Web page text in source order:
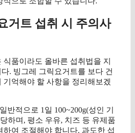
거트 섭취 시 주의사
품이라도 올바른 섭취법을 지
. 빙그레 그릭요거트를 보다 건
기억해야 할 사항을 정리해보겠
반적으로 1일 100~200g(성인 기
하며, 평소 우유, 치즈 등 유제품
하여 조절해야 합니다. 과도한 섭